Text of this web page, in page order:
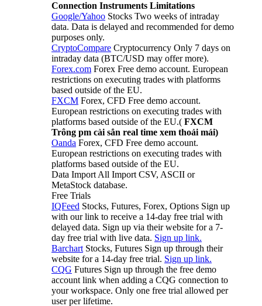
Connection Instruments Limitations
Google/Yahoo Stocks Two weeks of intraday
data. Data is delayed and recommended for demo
purposes only.
CryptoCompare Cryptocurrency Only 7 days on
intraday data (BTC/USD may offer more).
Forex.com Forex Free demo account. European
restrictions on executing trades with platforms
based outside of the EU.
FXCM Forex, CFD Free demo account.
European restrictions on executing trades with
platforms based outside of the EU.( FXCM
Trông pm cài sẳn real time xem thoải mái)
Oanda Forex, CFD Free demo account.
European restrictions on executing trades with
platforms based outside of the EU.
Data Import All Import CSV, ASCII or
MetaStock database.
Free Trials
IQFeed Stocks, Futures, Forex, Options Sign up
with our link to receive a 14-day free trial with
delayed data. Sign up via their website for a 7-
day free trial with live data. Sign up link.
Barchart Stocks, Futures Sign up through their
website for a 14-day free trial. Sign up link.
CQG Futures Sign up through the free demo
account link when adding a CQG connection to
your workspace. Only one free trial allowed per
user per lifetime.